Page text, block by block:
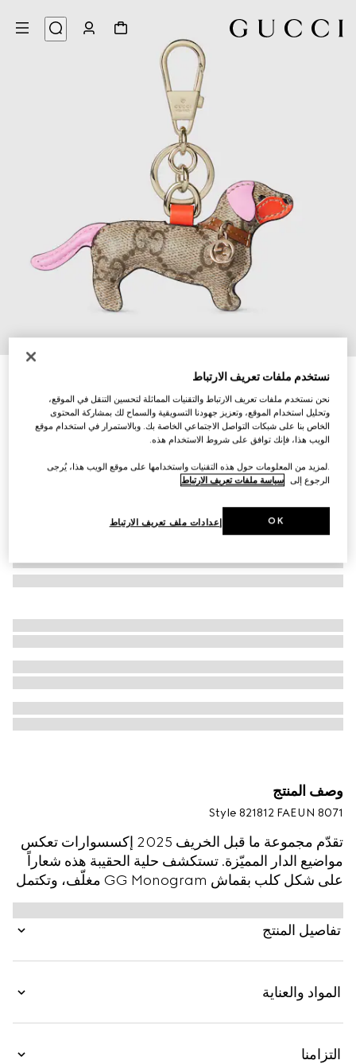
حلية حقيبة على شكل كلب
تنويعاتقماش بنقش GG باللونين البيج والبني
وصف المنتج
Style ‎821812 FAEUN 8071
تقدّم مجموعة ما قبل الخريف 2025 إكسسوارات تعكس
مواضيع الدار المميّزة. تستكشف حلية الحقيبة هذه شعاراً
على شكل كلب بقماش GG Monogram مغلّف، وتكتمل
بتفصيل شعار G متشابك مستدير الشكل.
تفاصيل المنتج
المواد والعناية
التزامنا
نستخدم ملفات تعريف الارتباط
نحن نستخدم ملفات تعريف الارتباط والتقنيات المماثلة لتحسين التنقل في الموقع،
وتحليل استخدام الموقع، وتعزيز جهودنا التسويقية والسماح لك بمشاركة المحتوى
الخاص بنا على شبكات التواصل الاجتماعي الخاصة بك. وبالاستمرار في استخدام موقع
الويب هذا، فإنك توافق على شروط الاستخدام هذه.
.لمزيد من المعلومات حول هذه التقنيات واستخدامها على موقع الويب هذا، يُرجى
الرجوع إلى سياسة ملفات تعريف الارتباط
إعدادات ملف تعريف الارتباط OK